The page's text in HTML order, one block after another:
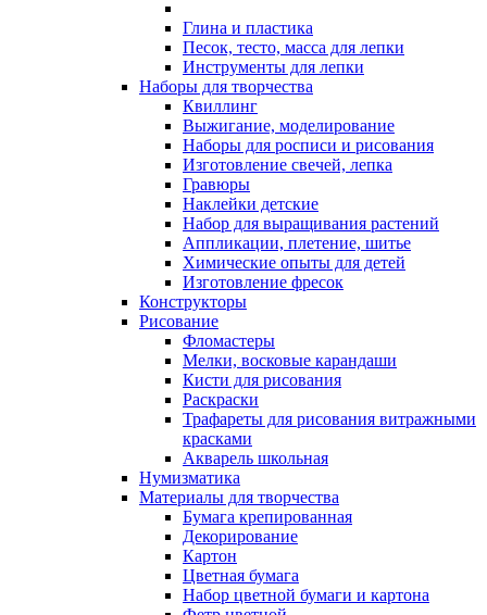
Глина и пластика
Песок, тесто, масса для лепки
Инструменты для лепки
Наборы для творчества
Квиллинг
Выжигание, моделирование
Наборы для росписи и рисования
Изготовление свечей, лепка
Гравюры
Наклейки детские
Набор для выращивания растений
Аппликации, плетение, шитье
Химические опыты для детей
Изготовление фресок
Конструкторы
Рисование
Фломастеры
Мелки, восковые карандаши
Кисти для рисования
Раскраски
Трафареты для рисования витражными
красками
Акварель школьная
Нумизматика
Материалы для творчества
Бумага крепированная
Декорирование
Картон
Цветная бумага
Набор цветной бумаги и картона